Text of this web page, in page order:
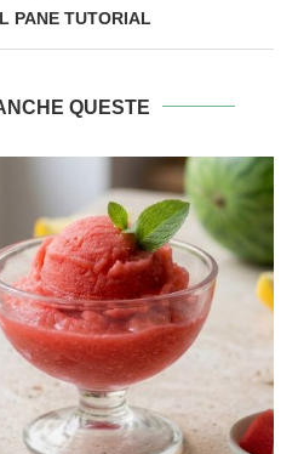
PANE TUTORIAL
QUESTE